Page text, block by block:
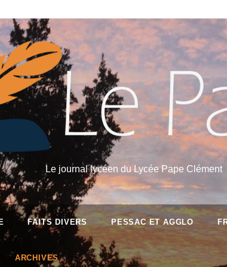
Le journal lycéen du Lycée Pape Clément
FAITS DIVERS PESSAC ET AGGLO
ARCHIVES